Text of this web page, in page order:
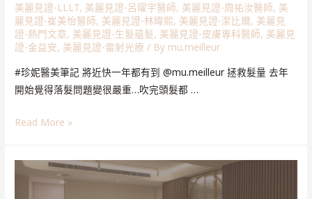
美麗見證-LLLT, 美麗見證-呂曜宇醫師, 美麗見證-周祐汝醫師, 美
麗見證-崔美怡醫師, 美麗見證-林暐熙, 美麗見證-潔比爾, 美麗見
證-熱門文章, 美麗見證-生髮蘊髮, 美麗見證-皮膚專科醫師, 美麗見
證-金益安, 美麗見證-雷射光療 / By mu.meilleur
#珍妮醫美筆記 將近快一年都有到 @mu.meilleur 拯救髮量 去年
開始覺得落髮問題變很嚴重…吹完頭髮都 …
Read More »